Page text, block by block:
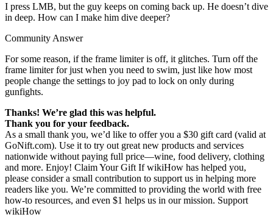
I press LMB, but the guy keeps on coming back up. He doesn’t dive
in deep. How can I make him dive deeper?
Community Answer
For some reason, if the frame limiter is off, it glitches. Turn off the
frame limiter for just when you need to swim, just like how most
people change the settings to joy pad to lock on only during
gunfights.
Thanks! We’re glad this was helpful.
Thank you for your feedback.
As a small thank you, we’d like to offer you a $30 gift card (valid at
GoNift.com). Use it to try out great new products and services
nationwide without paying full price—wine, food delivery, clothing
and more. Enjoy! Claim Your Gift If wikiHow has helped you,
please consider a small contribution to support us in helping more
readers like you. We’re committed to providing the world with free
how-to resources, and even $1 helps us in our mission. Support
wikiHow